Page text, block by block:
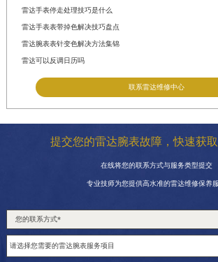
雷达手表停走处理技巧是什么
雷达手表表带掉色解决技巧盘点
雷达腕表表针变色解决方法集锦
雷达可以反调日历吗
联系雷达维修中心
提交您的雷达腕表故障，快速获
在线将您的联系方式与服务类型提交
专业技师为您提供高水准的雷达维修保养